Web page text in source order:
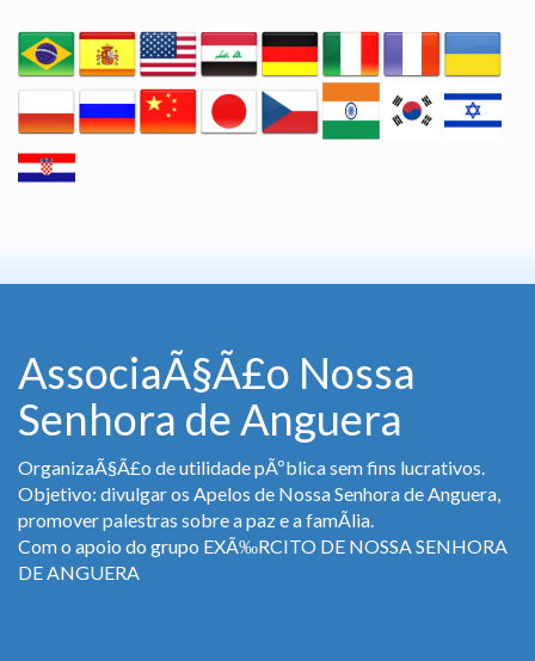
AssociaÃ§Ã£o Nossa
Senhora de Anguera
OrganizaÃ§Ã£o de utilidade pÃºblica sem fins lucrativos.
Objetivo: divulgar os Apelos de Nossa Senhora de Anguera,
promover palestras sobre a paz e a famÃ­lia.
Com o apoio do grupo EXÃ‰RCITO DE NOSSA SENHORA
DE ANGUERA